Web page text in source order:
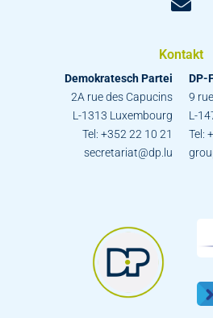
Kontakt
Demokratesch Partei
2A rue des Capucins
L-1313 Luxembourg
Tel: +352 22 10 21
secretariat@dp.lu
DP-
9
L-
Tel: